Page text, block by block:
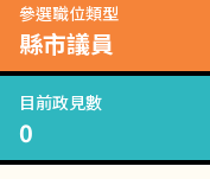
參選職位類型
縣市議員
目前政見數
0